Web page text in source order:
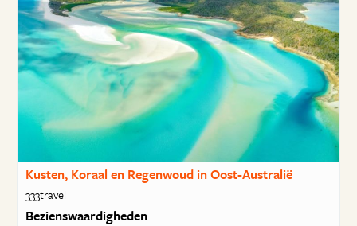
Kusten, Koraal en Regenwoud in Oost-Australië
333travel
Bezienswaardigheden